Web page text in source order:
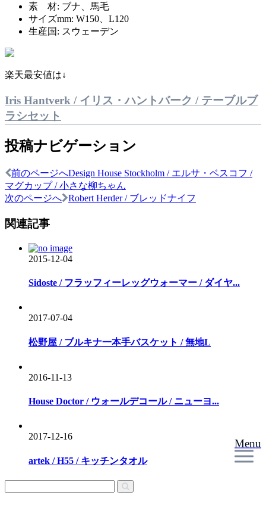
Menu
素 材: ブナ、馬毛
サイズmm: W150、L120
生産国: スウェーデン
楽天最安値は↓
Iris Hantverk / イリス・ハントバーク / テーブルブ
ラシセット
投稿ナビゲーション
前のページへDesign House Stockholm / エルサ・ベスコフ /
マグカップ / 小さな柳ちゃん
次のページへ
Robert Herder / ブレッドナイフ
関連記事
2015-12-04
Sidoste / フラッフィーレッグウォーマー / ダイヤ...
2017-07-04
松野屋 / ブルキナ一本手バスケット / 無地L
2016-11-13
House Doctor / ウォールデコール / ニューヨ...
2017-12-16
artek / H55 / キッチンタオル